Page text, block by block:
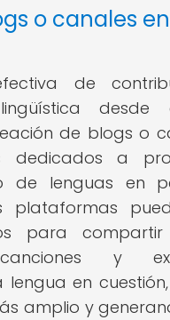
o canales
de
lingüística
de blogs o
dedicados a
de lenguas en
plataformas
para compartir
y
lengua en
amplio y